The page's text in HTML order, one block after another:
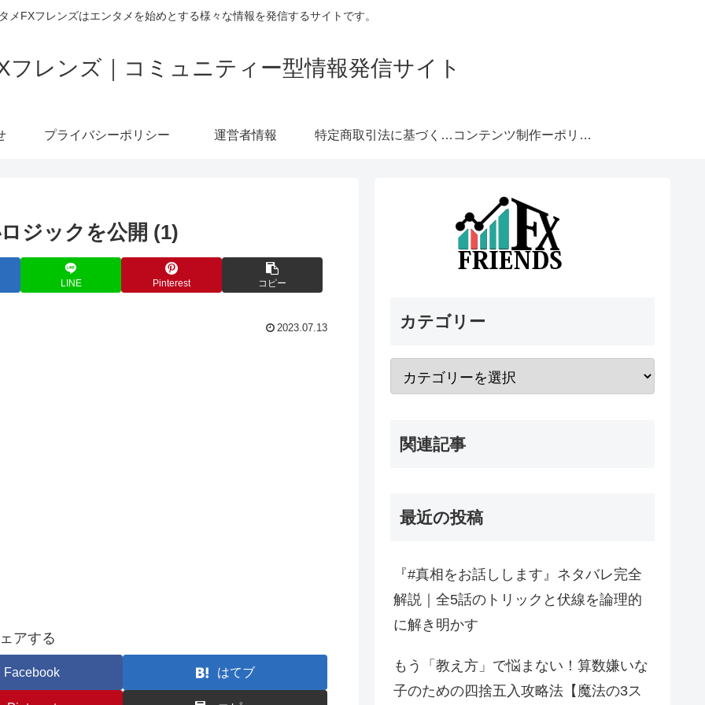
メFXフレンズはエンタメを始めとする様々な情報を発信するサイトです。
フレンズ｜コミュニティー型情報発信サイト
プライバシーポリシー 運営者情報 特定商取引法に基づく表記 コンテンツ制作ーポリシー
ジックを公開 (1)
LINE Pinterest コピー
2023.07.13
アする
Facebook はてブ
カテゴリー
関連記事
最近の投稿
『#真相をお話しします』ネタバレ完全
解説｜全5話のトリックと伏線を論理的
に解き明かす
もう「教え方」で悩まない！算数嫌いな
子のための四捨五入攻略法【魔法の3ス